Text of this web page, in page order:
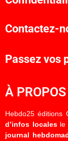
Contactez-
Passez vos
À PROPOS
Hebdo25 éditions
d’infos localesle
journal